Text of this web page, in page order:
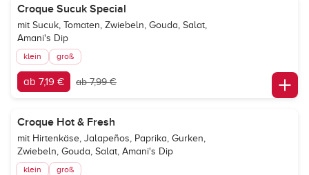
Croque Sucuk Special
mit Sucuk, Tomaten, Zwiebeln, Gouda, Salat,
Amani's Dip
klein groß
ab 7,19 € ab 7,99 €
Croque Hot & Fresh
mit Hirtenkäse, Jalapeños, Paprika, Gurken,
Zwiebeln, Gouda, Salat, Amani's Dip
klein groß